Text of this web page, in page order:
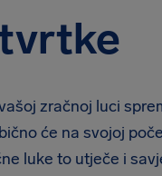
zračnoj luci
će na svojoj
luke to utječe i